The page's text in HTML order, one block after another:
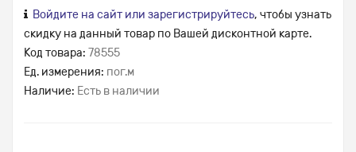
Войдите на сайт или зарегистрируйтесь, чтобы узнать
скидку на данный товар по Вашей дисконтной карте.
Код товара: 78555
Ед. измерения: пог.м
Наличие: Есть в наличии